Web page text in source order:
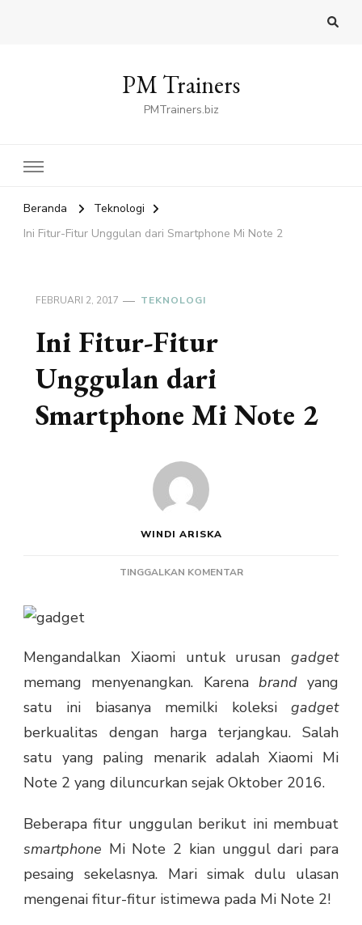
PM Trainers
PMTrainers.biz
Beranda
Teknologi
Ini Fitur-Fitur Unggulan dari Smartphone Mi Note 2
FEBRUARI 2, 2017 TEKNOLOGI
Ini Fitur-Fitur
Unggulan dari
Smartphone Mi Note 2
WINDI ARISKA
TINGGALKAN KOMENTARPADA
DARI
SMARTPHONE
MI
NOTE
Mengandalkan Xiaomi untuk urusan gadget
memang menyenangkan. Karena brand yang
satu ini biasanya memilki koleksi gadget
berkualitas dengan harga terjangkau. Salah
satu yang paling menarik adalah Xiaomi Mi
Note 2 yang diluncurkan sejak Oktober 2016.
Beberapa fitur unggulan berikut ini membuat
smartphone Mi Note 2 kian unggul dari para
pesaing sekelasnya. Mari simak dulu ulasan
mengenai fitur-fitur istimewa pada Mi Note 2!